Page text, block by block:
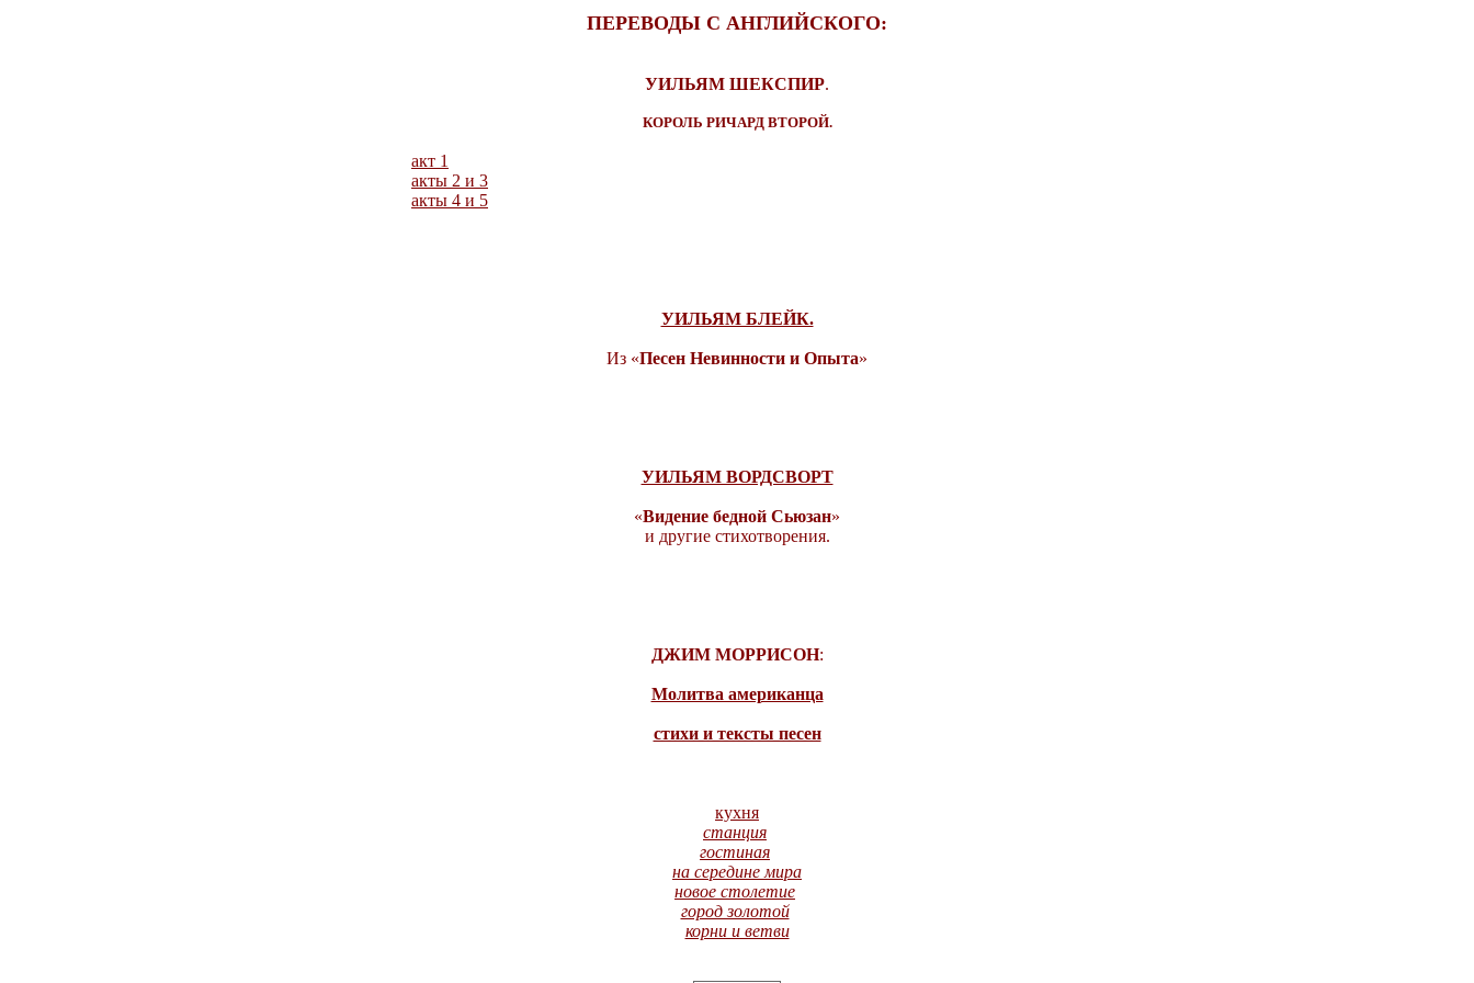
ПЕРЕВОДЫ С АНГЛИЙСКОГО:
УИЛЬЯМ ШЕКСПИР.
КОРОЛЬ РИЧАРД ВТОРОЙ.
акт 1
акты 2 и 3
акты 4 и 5
УИЛЬЯМ БЛЕЙК.
Из «Песен Невинности и Опыта»
УИЛЬЯМ ВОРДСВОРТ
«Видение бедной Сьюзан»
и другие стихотворения.
ДЖИМ МОРРИСОН:
Молитва американца
стихи и тексты песен
кухня
станция
гостиная
на середине мира
новое столетие
город золотой
корни и ветви